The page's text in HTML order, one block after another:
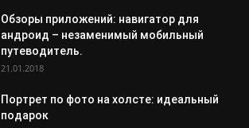
Обзоры приложений: навигатор для
андроид – незаменимый мобильный
путеводитель.
21.01.2018
Портрет по фото на холсте: идеальный
подарок